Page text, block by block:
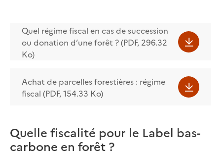
Quel régime fiscal en cas de succession
ou donation d’une forêt ? (PDF, 296.32
Ko)
Achat de parcelles forestières : régime
fiscal (PDF, 154.33 Ko)
Quelle fiscalité pour le Label bas-
carbone en forêt ?